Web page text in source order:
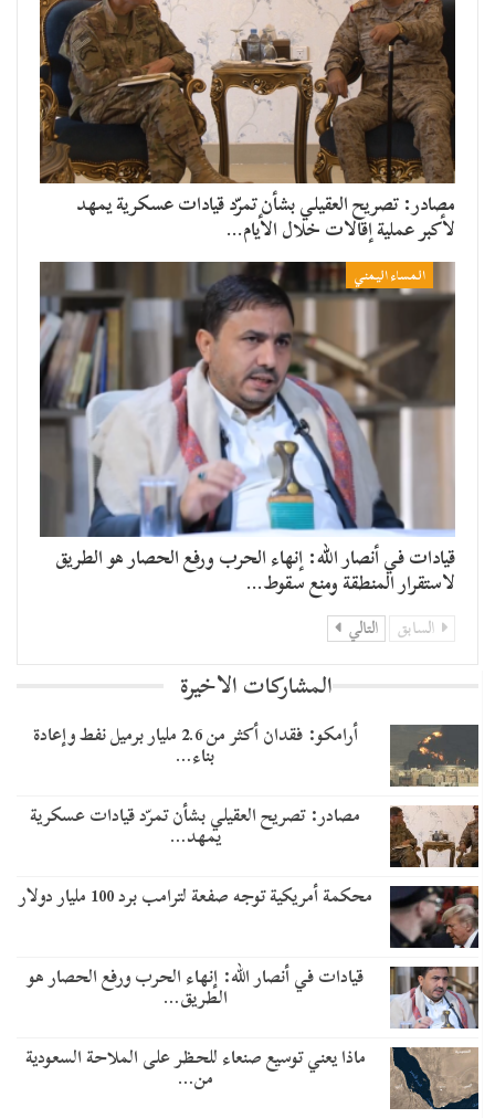
مصادر: تصريح العقيلي بشأن تمرّد قيادات عسكرية يمهد
لأكبر عملية إقالات خلال الأيام…
المساء اليمني
قيادات في أنصار الله: إنهاء الحرب ورفع الحصار هو الطريق
لاستقرار المنطقة ومنع سقوط…
السابق التالي
المشاركات الاخيرة
أرامكو: فقدان أكثر من 2.6 مليار برميل نفط وإعادة
بناء…
مصادر: تصريح العقيلي بشأن تمرّد قيادات عسكرية
يمهد…
محكمة أمريكية توجه صفعة لترامب برد 100 مليار دولار
قيادات في أنصار الله: إنهاء الحرب ورفع الحصار هو
الطريق…
ماذا يعني توسيع صنعاء للحظر على الملاحة السعودية
من…